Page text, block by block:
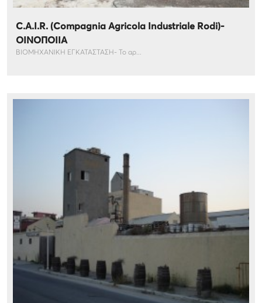
C.A.I.R. (Compagnia Agricola Industriale Rodi)-
ΟΙΝΟΠΟΙΙΑ
ΒΙΟΜΗΧΑΝΙΚΗ ΕΓΚΑΤΑΣΤΑΣΗ- Το αρ...